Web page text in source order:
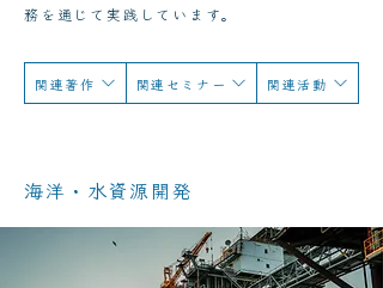
務を通じて実践しています。
関連セミナー
関連著作 関連活動
海洋・水資源開発